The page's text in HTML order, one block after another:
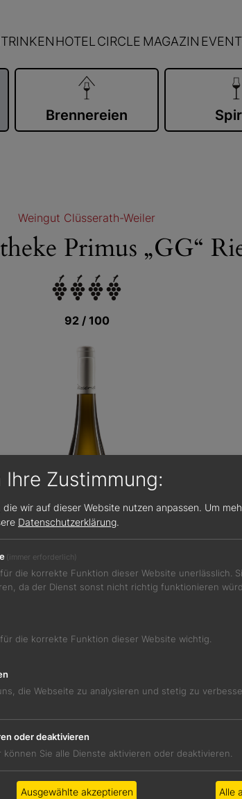
TRINKENHOTELCIRCLE MAGAZIN
Brennereien
Weingut Clüsserath-Weiler
Primus „GG“
92 / 100
und Minze, Bienenwachs und Honig. Am
Frische getragen wird.
und Sherry
Zustimmung:
wir auf dieser Website nutzen anpassen. Um
Datenschutzerklärung.
(immer erforderlich)
die korrekte Funktion dieser Website unerlässlich.
da der Dienst sonst nicht richtig funktionieren
die korrekte Funktion dieser Website wichtig.
die Webseite zu analysieren und stetig zu
oder deaktivieren
können Sie alle Dienste aktivieren oder deaktivieren.
Ausgewählte akzeptieren Alle